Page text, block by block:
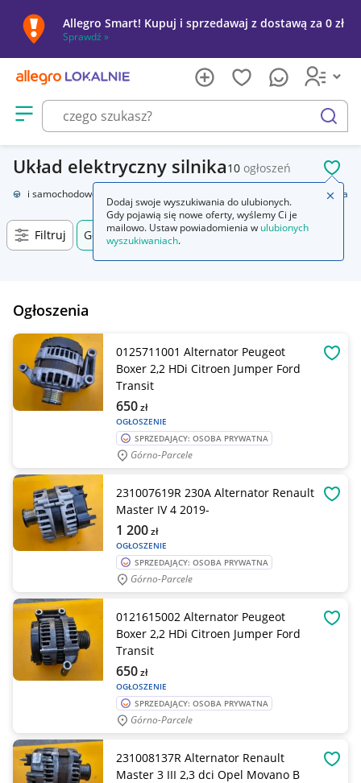
Allegro Smart! Kupuj i sprzedawaj z dostawą za 0 zł
Sprawdź »
Otwórz menu z kategoriami
szukaj
Układ elektryczny silnika10 ogłoszeń
Części samochodowe Układ elektryczny silnika
Filtruj Górno-Parcele, Świętokrzyskie, +0 km
Ogłoszenia
0125711001 Alternator Peugeot
Boxer 2,2 HDi Citroen Jumper Ford
Transit
OGŁOSZENIE
650zł
SPRZEDAJĄCY: OSOBA PRYWATNA
Górno-Parcele
231007619R 230A Alternator Renault
Master IV 4 2019-
OGŁOSZENIE
1 200zł
SPRZEDAJĄCY: OSOBA PRYWATNA
Górno-Parcele
0121615002 Alternator Peugeot
Boxer 2,2 HDi Citroen Jumper Ford
Transit
OGŁOSZENIE
650zł
SPRZEDAJĄCY: OSOBA PRYWATNA
Górno-Parcele
231008137R Alternator Renault
Master 3 III 2,3 dci Opel Movano B
Dodaj swoje wyszukiwania do ulubionych.
Gdy pojawią się nowe oferty, wyślemy Ci je
mailowo. Ustaw powiadomienia w ulubionych
wyszukiwaniach.